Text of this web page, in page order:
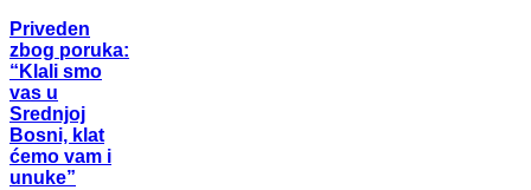
Priveden
zbog poruka:
“Klali smo
vas u
Srednjoj
Bosni, klat
ćemo vam i
unuke”